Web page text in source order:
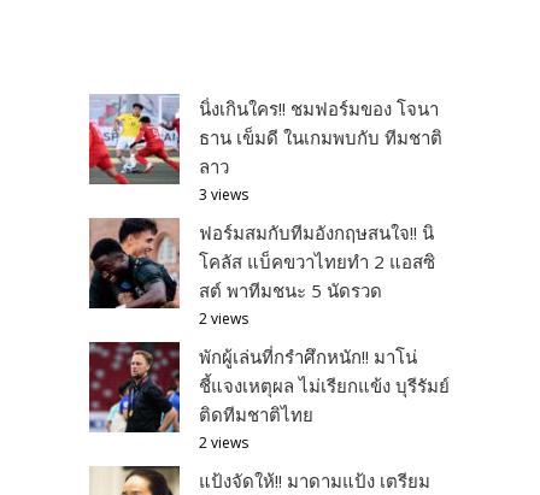
นิ่งเกินใคร!! ชมฟอร์มของ โจนา
ธาน เข็มดี ในเกมพบกับ ทีมชาติ
ลาว
3 views
ฟอร์มสมกับทีมอังกฤษสนใจ!! นิ
โคลัส แบ็คขวาไทยทำ 2 แอสซิ
สต์ พาทีมชนะ 5 นัดรวด
2 views
พักผู้เล่นที่กรำศึกหนัก!! มาโน่
ชี้แจงเหตุผล ไม่เรียกแข้ง บุรีรัมย์
ติดทีมชาติไทย
2 views
แป้งจัดให้!! มาดามแป้ง เตรียม